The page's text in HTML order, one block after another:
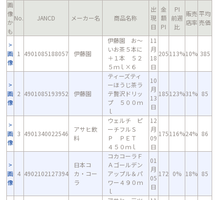
画
像
か
も
No. JANCD メーカー名 商品名称
出
現
日
金
額
PI
PI
前週
比
販売
店率
平均
売価
画
像
1 4901085188057 伊藤園
伊藤園 お～
いお茶５本に
＋１本 ５２
５ｍｌ×６
11
月
18
日
205113%10% 385
画
像
2 4901085193952 伊藤園
ティーズティ
ーほうじ茶ラ
テ贅沢ドリッ
プ ５００ｍ
ｌ
10
月
13
日
185123%31% 85
画
像
3 4901340022546
アサヒ飲
料
ウェルチ ピ
ーチフルＳ
Ｐ ＰＥＴ
４５０ｍｌ
12
月
09
日
175116%24% 86
画
像
4 4902102127394
日本コ
カ・コー
ラ
コカコーラＦ
Ａゴールデン
アップル＆パ
ワー４９０ｍ
ｌ
01
月
05
日
172 0% 18% 85